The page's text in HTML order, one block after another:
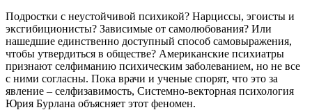
Подростки с неустойчивой психикой? Нарциссы, эгоисты и
эксгибиционисты? Зависимые от самолюбования? Или
нашедшие единственно доступный способ самовыражения,
чтобы утвердиться в обществе? Американские психиатры
признают селфиманию психическим заболеванием, но не все
с ними согласны. Пока врачи и ученые спорят, что это за
явление – селфизавимость, Системно-векторная психология
Юрия Бурлана объясняет этот феномен.